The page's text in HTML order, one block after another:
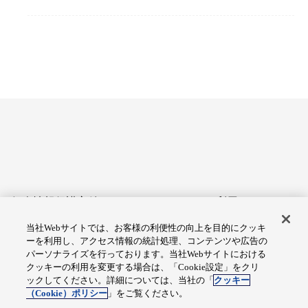
アクセシビリティへの対応
Cookie設定
総合サイトマップ
当社Webサイトでは、お客様の利便性の向上を目的にクッキ
ーを利用し、アクセス情報の統計処理、コンテンツや広告の
パーソナライズを行っております。当社Webサイトにおける
クッキーの利用を変更する場合は、「Cookie設定」をクリ
ックしてください。詳細については、当社の「 クッキー
（Cookie）ポリシー 」をご覧ください。